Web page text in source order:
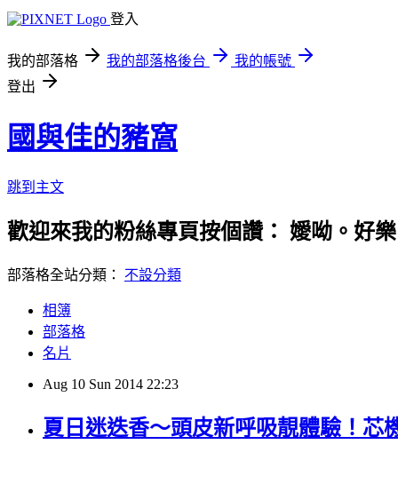
登入
我的部落格 我的部落格後台
我的帳號
登出
國與佳的豬窩
跳到主文
歡迎來我的粉絲專頁按個讚： 嬡呦。好樂
部落格全站分類： 不設分類
相簿
部落格
名片
Aug 10 Sun 2014 22:23
夏日迷迭香～頭皮新呼吸靚體驗！芯